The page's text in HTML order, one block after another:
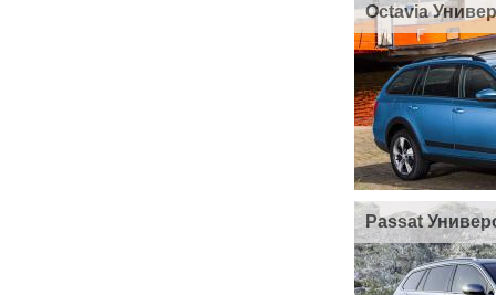
Octavia
Passat